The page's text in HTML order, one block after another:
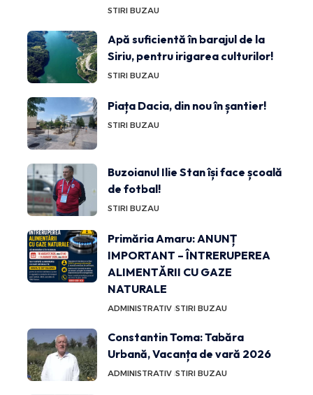
STIRI BUZAU
Apă suficientă în barajul de la
Siriu, pentru irigarea culturilor!
STIRI BUZAU
Piața Dacia, din nou în șantier!
STIRI BUZAU
Buzoianul Ilie Stan își face școală
de fotbal!
STIRI BUZAU
Primăria Amaru: ANUNȚ
IMPORTANT – ÎNTRERUPEREA
ALIMENTĂRII CU GAZE
NATURALE
ADMINISTRATIV STIRI BUZAU
Constantin Toma: Tabăra
Urbană, Vacanța de vară 2026
ADMINISTRATIV STIRI BUZAU